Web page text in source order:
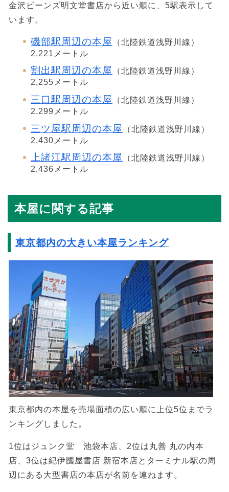
金沢ビーンズ明文堂書店から近い順に、5駅表示して
います。
磯部駅周辺の本屋
（北陸鉄道浅野川線）
2,221メートル
割出駅周辺の本屋
（北陸鉄道浅野川線）
2,255メートル
三口駅周辺の本屋
（北陸鉄道浅野川線）
2,299メートル
三ツ屋駅周辺の本屋
（北陸鉄道浅野川線）
2,430メートル
上諸江駅周辺の本屋
（北陸鉄道浅野川線）
2,436メートル
本屋に関する記事
東京都内の大きい本屋ランキング
東京都内の本屋を売場面積の広い順に上位5位までラ
ンキングしました。
1位はジュンク堂 池袋本店、2位は丸善 丸の内本
店、3位は紀伊國屋書店 新宿本店とターミナル駅の周
辺にある大型書店の本店が名前を連ねます。